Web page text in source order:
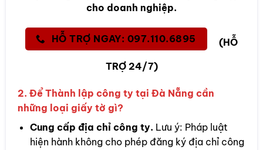
cho doanh nghiệp.
HỖ TRỢ NGAY: 097.110.6895 (HỖ
TRỢ 24/7)
2. Để Thành lập công ty tại Đà Nẵng cần
những loại giấy tờ gì?
Cung cấp địa chỉ công ty. Lưu ý: Pháp luật
hiện hành không cho phép đăng ký địa chỉ công